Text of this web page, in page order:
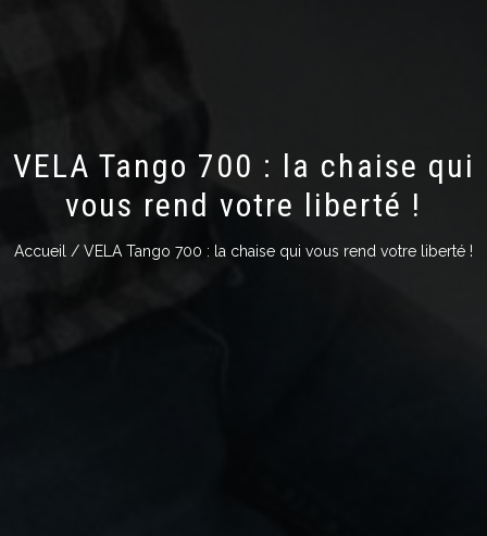
VELA Tango 700 : la chaise qui
vous rend votre liberté !
Accueil / VELA Tango 700 : la chaise qui vous rend votre liberté !